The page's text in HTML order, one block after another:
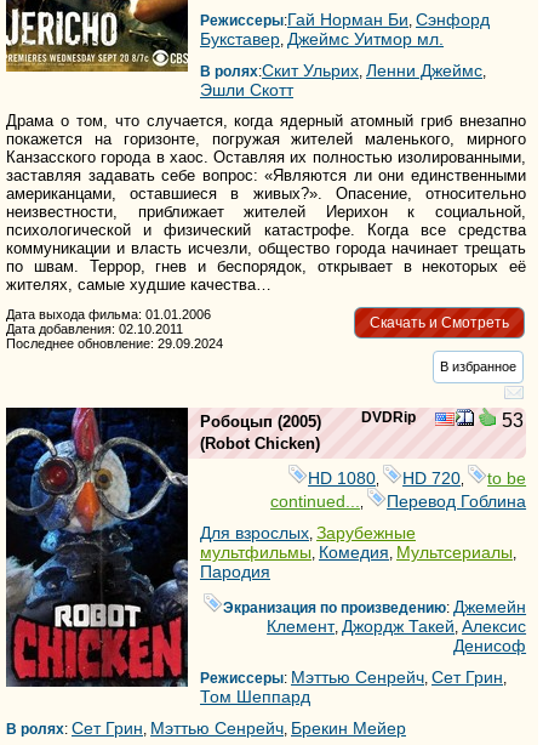
Режиссеры:Гай Норман Би, Сэнфорд
Букставер, Джеймс Уитмор мл.
В ролях:Скит Ульрих, Ленни Джеймс,
Эшли Скотт
Драма о том, что случается, когда ядерный атомный гриб внезапно
покажется на горизонте, погружая жителей маленького, мирного
Канзасского города в хаос. Оставляя их полностью изолированными,
заставляя задавать себе вопрос: «Являются ли они единственными
американцами, оставшиеся в живых?». Опасение, относительно
неизвестности, приближает жителей Иерихон к социальной,
психологической и физический катастрофе. Когда все средства
коммуникации и власть исчезли, общество города начинает трещать
по швам. Террор, гнев и беспорядок, открывает в некоторых её
жителях, самые худшие качества…
Скачать и Смотреть
Дата выхода фильма: 01.01.2006
Дата добавления: 02.10.2011
Последнее обновление: 29.09.2024
В избранное
DVDRip 53
Робоцып (2005)
(Robot Chicken)
HD 1080 HD 720
to be
continued...
Перевод Гоблина
Для взрослых, Зарубежные
мультфильмы, Комедия, Мультсериалы,
Пародия
Экранизация по произведению:Джемейн
Клемент,Джордж Такей,Алексис
Денисоф
Режиссеры: Мэттью Сенрейч, Сет Грин,
Том Шеппард
В ролях: Сет Грин, Мэттью Сенрейч, Брекин Мейер